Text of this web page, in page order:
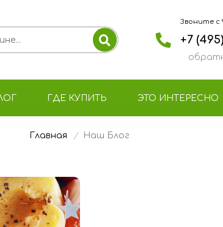
Звоните с
+7
ГДЕ КУПИТЬ ЭТО ИНТЕРЕСНО
Главная Наш Блог